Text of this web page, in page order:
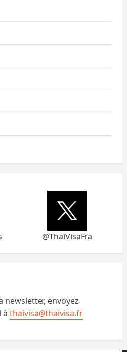
@ThaiVisaFra
newsletter, envoyez
à thaivisa@thaivisa.fr